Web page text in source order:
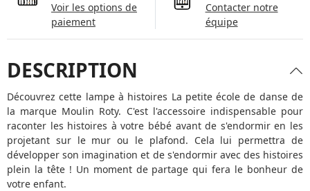
Voir les options de
paiement
Contacter notre
équipe
DESCRIPTION
Découvrez cette lampe à histoires La petite école de danse de
la marque Moulin Roty. C'est l'accessoire indispensable pour
raconter les histoires à votre bébé avant de s'endormir en les
projetant sur le mur ou le plafond. Cela lui permettra de
développer son imagination et de s'endormir avec des histoires
plein la tête ! Un moment de partage qui fera le bonheur de
votre enfant.